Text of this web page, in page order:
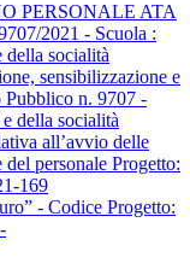
PERSONALE ATA
2021 - Scuola :
della socialità
sensibilizzazione e
n. 9707 -
della socialità
all’avvio delle
personale Progetto:
169
- Codice Progetto: